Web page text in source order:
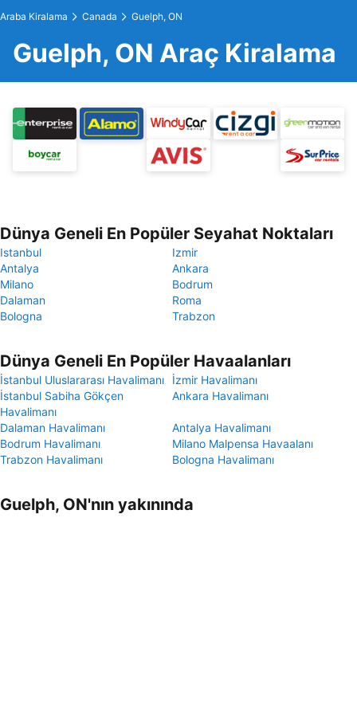
Araba Kiralama Canada Guelph, ON
Guelph, ON Araç Kiralama
Dünya Geneli En Popüler Seyahat Noktaları
Istanbul
Izmir
Antalya
Ankara
Milano
Bodrum
Dalaman
Roma
Bologna
Trabzon
Dünya Geneli En Popüler Havaalanları
İstanbul Uluslararası Havalimanı
İzmir Havalimanı
İstanbul Sabiha Gökçen
Havalimanı
Ankara Havalimanı
Dalaman Havalimanı
Antalya Havalimanı
Bodrum Havalimanı
Milano Malpensa Havaalanı
Trabzon Havalimanı
Bologna Havalimanı
Guelph, ON'nın yakınında